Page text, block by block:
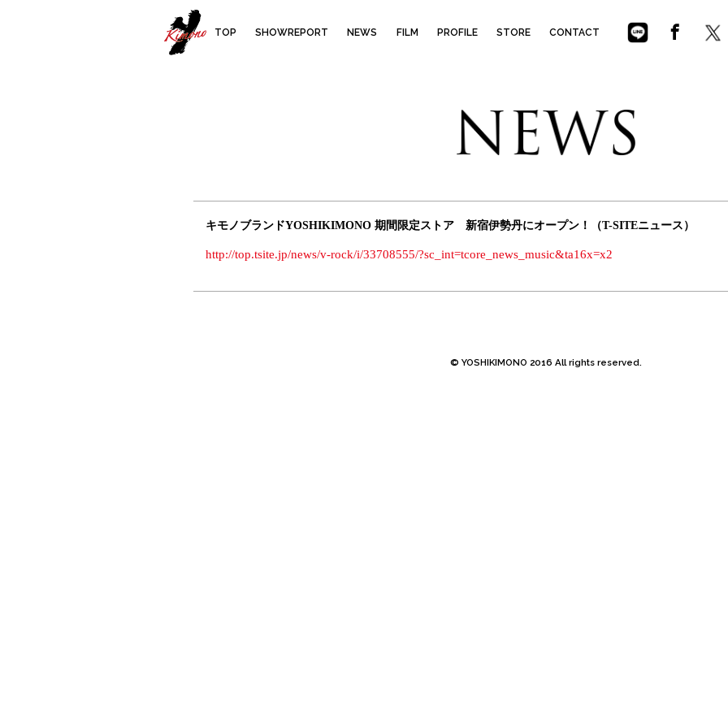
YOSHIKIMONO
TOP SHOWREPORT NEWS FILM PROFILE STORE CONTACT
キモノブランドYOSHIKIMONO 期間限定ストア 新宿伊勢丹にオープン！（T-SITEニュース）
http://top.tsite.jp/news/v-rock/i/33708555/?sc_int=tcore_news_music&ta16x=x2
© YOSHIKIMONO 2016 All rights reserved.